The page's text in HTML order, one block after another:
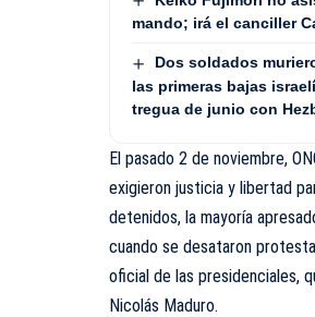
mando; irá el canciller
Dos soldados
las primeras bajas
tregua de junio con
El pasado 2 de noviembre,
exigieron justicia y libertad
detenidos, la mayoría
cuando se desataron
oficial de las presidenciales,
Nicolás Maduro.